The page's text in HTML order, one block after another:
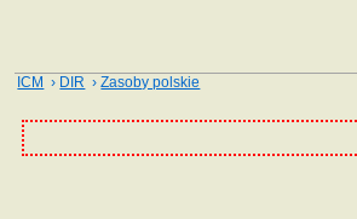
ICM › DIR ›Zasoby polskie